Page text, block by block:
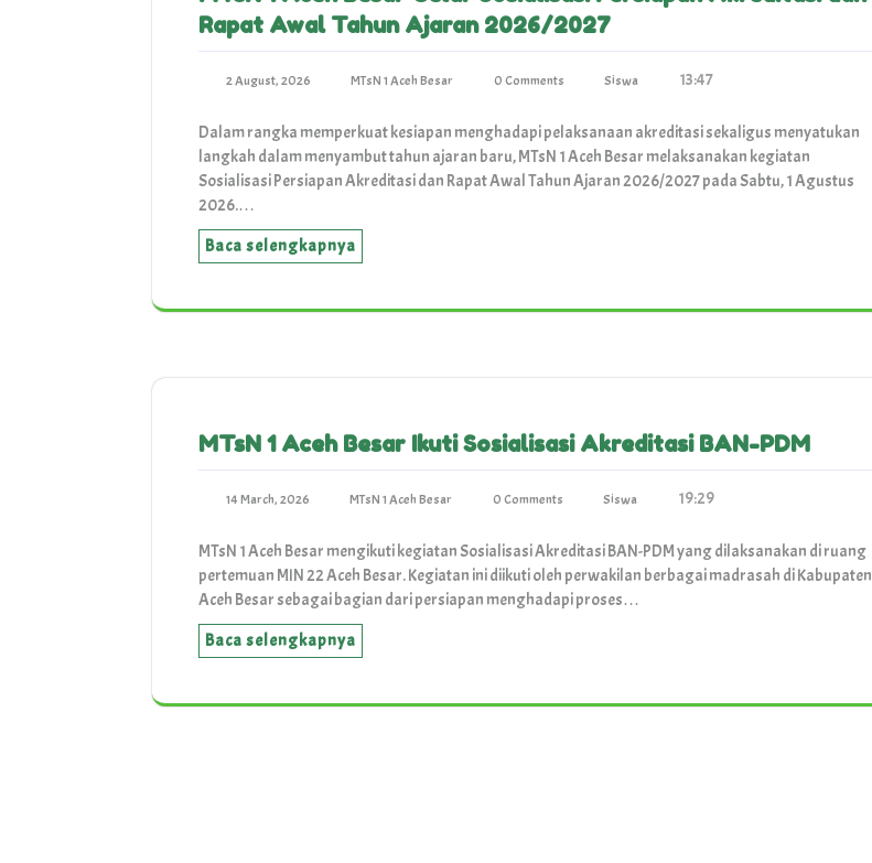
Rapat Awal Tahun Ajaran 2026/2027
2 August, 2026 MTsN 1 Aceh Besar 0 Comments Siswa 13:47
Dalam rangka memperkuat kesiapan menghadapi pelaksanaan akreditasi sekaligus menyatukan
langkah dalam menyambut tahun ajaran baru, MTsN 1 Aceh Besar melaksanakan kegiatan
Sosialisasi Persiapan Akreditasi dan Rapat Awal Tahun Ajaran 2026/2027 pada Sabtu, 1 Agustus
2026.…
Baca selengkapnya
MTsN 1 Aceh Besar Ikuti Sosialisasi Akreditasi BAN-PDM
14 March, 2026 MTsN 1 Aceh Besar 0 Comments Siswa 19:29
MTsN 1 Aceh Besar mengikuti kegiatan Sosialisasi Akreditasi BAN-PDM yang dilaksanakan di ruang
pertemuan MIN 22 Aceh Besar. Kegiatan ini diikuti oleh perwakilan berbagai madrasah di Kabupaten
Aceh Besar sebagai bagian dari persiapan menghadapi proses…
Baca selengkapnya